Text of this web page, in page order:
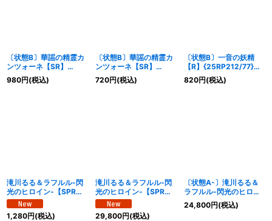
〔状態B〕華謡の精霊カ
ンツォーネ【SR】
{25RP2秘2/秘24}
《光》
980円(税込)
〔状態B〕華謡の精霊カ
ンツォーネ【SR】
{25RP2S1/S11}《光》
720円(税込)
〔状態B〕一音の妖精
【R】{25RP212/77}
《光》
820円(税込)
滝川るる＆ラフルル-閃
光のヒロイン-【SPR】
{25EX1SPR秘1/SPR秘
5}《光》
1,280円(税込)
滝川るる＆ラフルル-閃
光のヒロイン-【SPR】
{25EX1SPR秘1超/SPR
秘5}《光》
29,800円(税込)
〔状態A-〕滝川るる＆
ラフルル-閃光のヒロイ
ン-【SPR】{25EX1SPR
秘1超/SPR秘5}《光》
24,800円(税込)